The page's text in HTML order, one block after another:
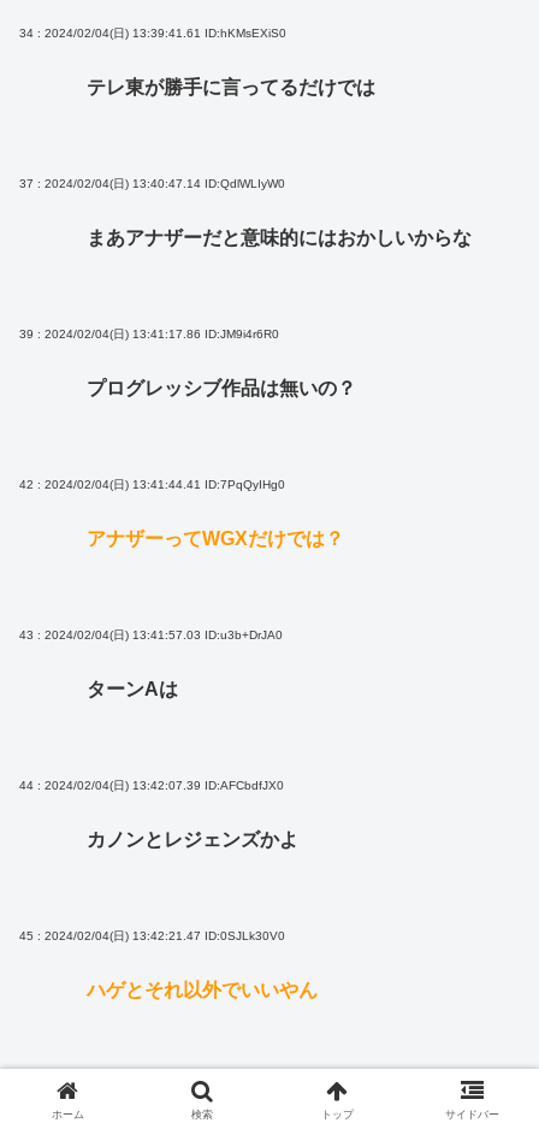
34 : 2024/02/04(日) 13:39:41.61 ID:hKMsEXiS0
テレ東が勝手に言ってるだけでは
37 : 2024/02/04(日) 13:40:47.14 ID:QdlWLIyW0
まあアナザーだと意味的にはおかしいからな
39 : 2024/02/04(日) 13:41:17.86 ID:JM9i4r6R0
プログレッシブ作品は無いの？
42 : 2024/02/04(日) 13:41:44.41 ID:7PqQyIHg0
アナザーってWGXだけでは？
43 : 2024/02/04(日) 13:41:57.03 ID:u3b+DrJA0
ターンAは
44 : 2024/02/04(日) 13:42:07.39 ID:AFCbdfJX0
カノンとレジェンズかよ
45 : 2024/02/04(日) 13:42:21.47 ID:0SJLk30V0
ハゲとそれ以外でいいやん
46 : 2024/02/04(日) 13:42:24.37ID:iXJvG1Kp0
ホーム 検索 トップ サイドバー